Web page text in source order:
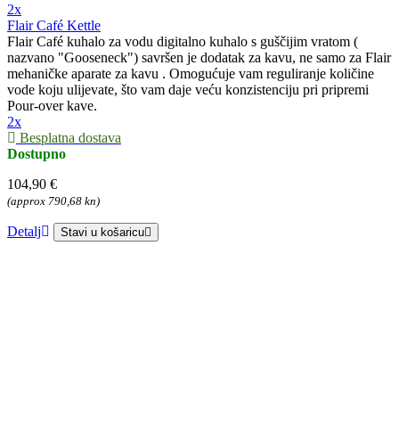
2x
Flair Café Kettle
Flair Café kuhalo za vodu digitalno kuhalo s guščijim vratom (
nazvano "Gooseneck") savršen je dodatak za kavu, ne samo za Flair
mehaničke aparate za kavu . Omogućuje vam reguliranje količine
vode koju ulijevate, što vam daje veću konzistenciju pri pripremi
Pour-over kave.
2x
Besplatna dostava
Dostupno
104,90 €
(approx 790,68 kn)
Detalj Stavi u košaricu